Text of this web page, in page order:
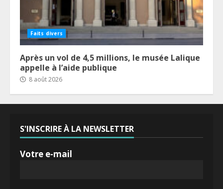
Faits divers
Après un vol de 4,5 millions, le musée Lalique
appelle à l’aide publique
8 août 2026
S'INSCRIRE À LA NEWSLETTER
Votre e-mail